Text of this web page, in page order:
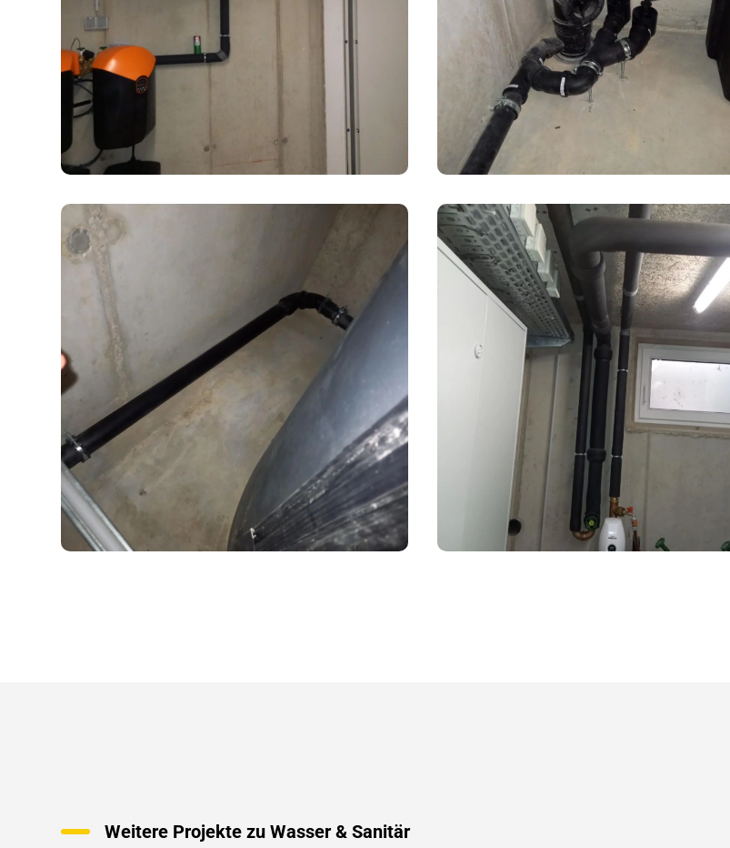
Weitere Projekte zu Wasser & Sanitär